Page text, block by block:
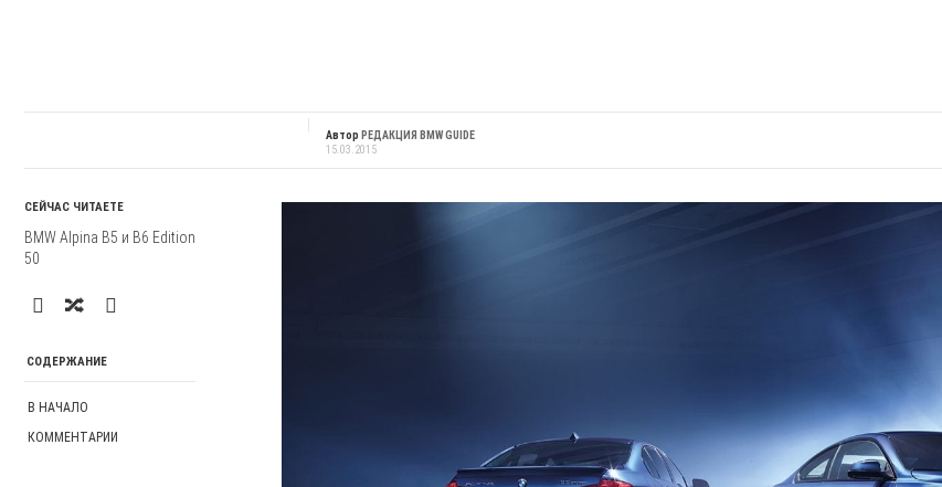
Автор РЕДАКЦИЯ BMW GUIDE
15.03.2015
СЕЙЧАС ЧИТАЕТЕ
BMW Alpina B5 и B6 Edition
50
СОДЕРЖАНИЕ
В НАЧАЛО
КОММЕНТАРИИ